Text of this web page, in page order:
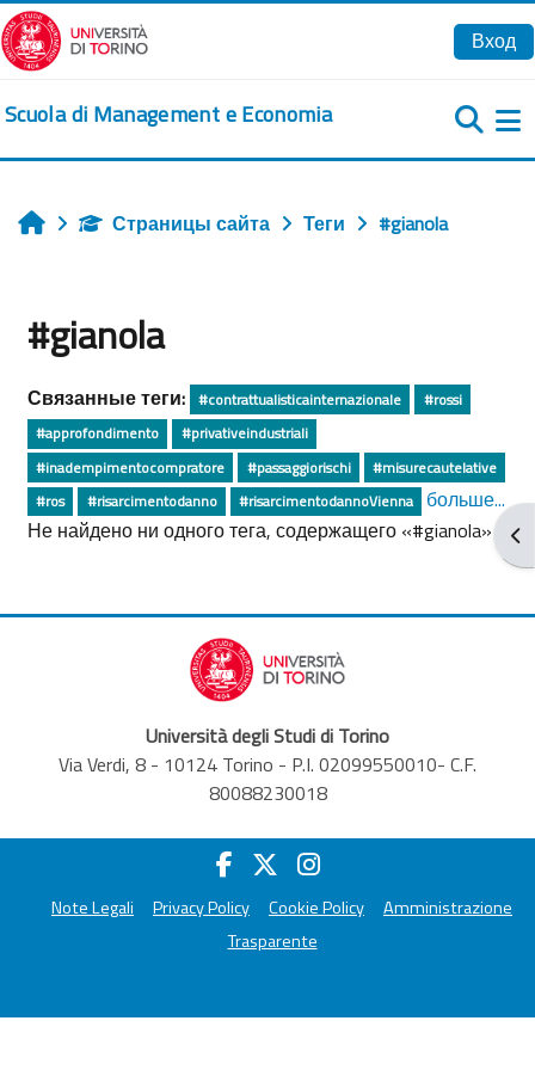
Перейти к основному содержанию
Вход
Scuola di Management e Economia
ГлавнаяСтраницы сайта Теги #gianola
#gianola
Связанные теги: #contrattualisticainternazionale
#rossi
#approfondimento
#privativeindustriali
#inadempimentocompratore
#passaggiorischi
#misurecautelative
#ros
#risarcimentodanno #risarcimentodannoVienna
больше...
Не найдено ни одного тега, содержащего «#gianola»
Università degli Studi di Torino
Via Verdi, 8 - 10124 Torino - P.I. 02099550010- C.F.
80088230018
Note Legali Privacy Policy Cookie Policy
Amministrazione
Trasparente